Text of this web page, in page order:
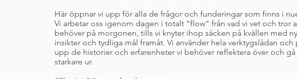
Här öppnar vi upp för alla de frågor och funderingar som finns i
Vi arbetar oss igenom dagen i totalt "flow" från vad vi vet och tror
behöver på morgonen, tills vi knyter ihop säcken på kvällen med
insikter och tydliga mål framåt. Vi använder hela verktygslådan och
upp de historier och erfarenheter vi behöver reflektera över och gå
starkare ur.